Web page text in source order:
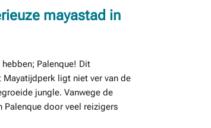
mayastad in
Palenque! Dit
ligt niet ver van de
jungle. Vanwege de
door veel reizigers